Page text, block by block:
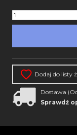
Dodaj do listy
Dostawa
Sprawdź